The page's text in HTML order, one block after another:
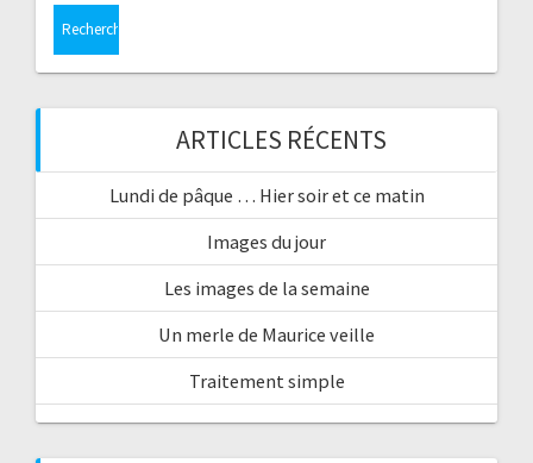
ARTICLES RÉCENTS
Lundi de pâque … Hier soir et ce matin
Images du jour
Les images de la semaine
Un merle de Maurice veille
Traitement simple